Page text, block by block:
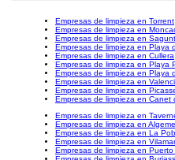
Empresas de limpieza en Torrent
Empresas de limpieza en
Empresas de limpieza en
Empresas de limpieza en Playa
Empresas de limpieza en Cullera
Empresas de limpieza en Playa
Empresas de limpieza en Playa
Empresas de limpieza en
Empresas de limpieza en
Empresas de limpieza en Canet
Empresas de limpieza en
Empresas de limpieza en
Empresas de limpieza en La
Empresas de limpieza en
Empresas de limpieza en